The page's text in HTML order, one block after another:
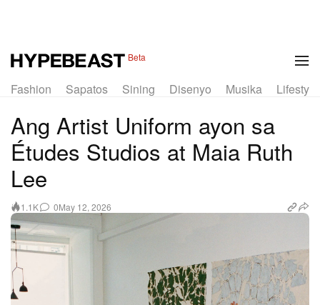
Beta
Fashion Sapatos Sining Disenyo Musika Lifestyle
Ang Artist Uniform ayon sa
Études Studios at Maia Ruth
Lee
1.1K 0May 12, 2026